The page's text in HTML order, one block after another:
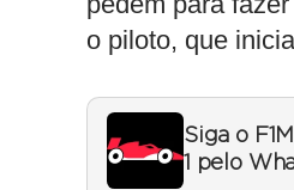
o piloto, que
Siga o
1 pelo